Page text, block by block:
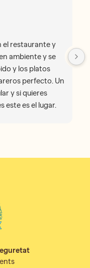
el restaurante y
ambiente y se
y los platos
perfecto. Un
y si quieres
este es el lugar.